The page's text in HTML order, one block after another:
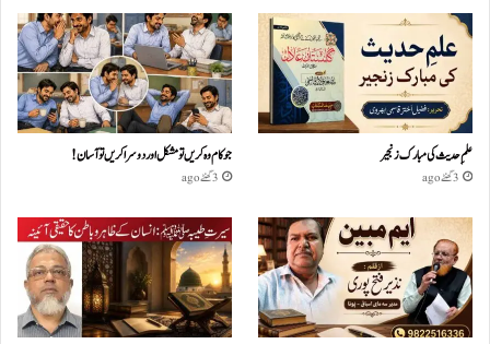
علمِ حدیث کی مبارک زنجیر
3 گھنٹے ago
جو کام وہ کریں تو مشکل اور دوسرا کریں تو آسان !
3 گھنٹے ago